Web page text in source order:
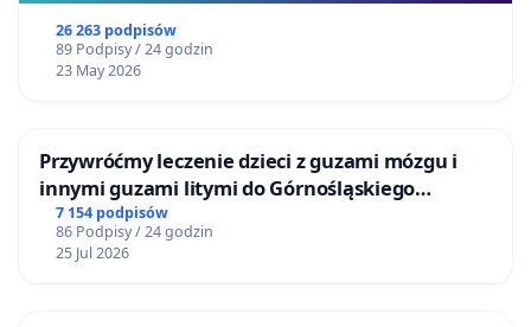
26 263 podpisów
89 Podpisy / 24 godzin
23 May 2026
Przywróćmy leczenie dzieci z guzami mózgu i
innymi guzami litymi do Górnośląskiego
Centrum Zdrowia Dziecka w Katowicach
7 154 podpisów
86 Podpisy / 24 godzin
25 Jul 2026